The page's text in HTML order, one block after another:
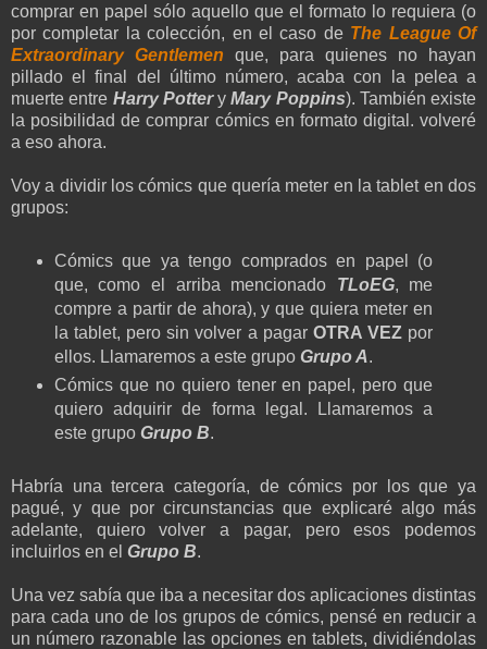
comprar en papel sólo aquello que el formato lo requiera (o
por completar la colección, en el caso de The League Of
Extraordinary Gentlemen que, para quienes no hayan
pillado el final del último número, acaba con la pelea a
muerte entre Harry PotteryMary Poppins). También existe
la posibilidad de comprar cómics en formato digital. volveré
a eso ahora.
Voy a dividir los cómics que quería meter en la tablet en dos
grupos:
Cómics que ya tengo comprados en papel (o
que, como el arriba mencionado TLoEG, me
compre a partir de ahora), y que quiera meter en
la tablet, pero sin volver a pagarOTRA VEZ por
ellos. Llamaremos a este grupo Grupo A.
Cómics que no quiero tener en papel, pero que
quiero adquirir de forma legal. Llamaremos a
este grupo Grupo B.
Habría una tercera categoría, de cómics por los que ya
pagué, y que por circunstancias que explicaré algo más
adelante, quiero volver a pagar, pero esos podemos
incluirlos en el Grupo B.
Una vez sabía que iba a necesitar dos aplicaciones distintas
para cada uno de los grupos de cómics, pensé en reducir a
un número razonable las opciones en tablets, dividiéndolas